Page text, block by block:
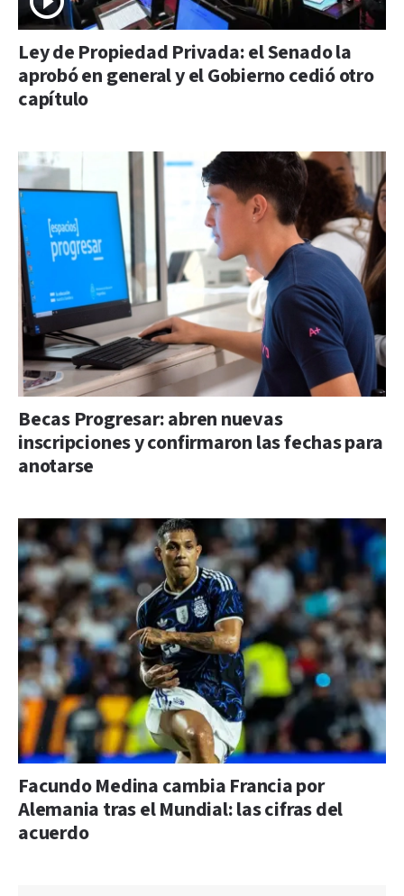
Ley de Propiedad Privada: el Senado la
aprobó en general y el Gobierno cedió otro
capítulo
Becas Progresar: abren nuevas
inscripciones y confirmaron las fechas para
anotarse
Facundo Medina cambia Francia por
Alemania tras el Mundial: las cifras del
acuerdo